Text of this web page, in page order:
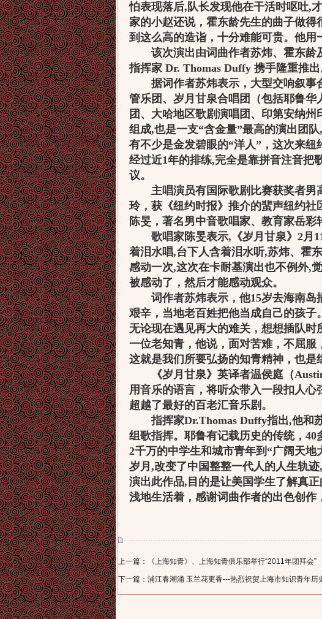
怕表现落后,队长发现他在干活时呕吐,
家的小赵还说，霍东龄先生的曲子做
到这么高的造诣，十分难能可贵。他用
该次演出由词曲作者苏炜、霍东龄
指挥家 Dr. Thomas Duffy 携手隆重推出
据词作者苏炜表示，大型交响叙事
管乐团、岁月甘泉合唱团（包括耶鲁
团、大哈地区歌剧演唱团、印第安纳州
组成,也是一支“含金量”最高的演出团
有不少是金发碧眼的“洋人”，这次来
经过近1年的排练,完全是靠拼音注音把
议。
主唱演员有国际歌剧比赛获奖者男
玲，获《纽约时报》推介的蜚声纽约
陈旻，著名男中音歌唱家、教育家岳彩
歌唱家陈旻表示,《岁月甘泉》2月
着泪水唱,台下人含着泪水听,苏炜、霍
感动一次,这次在卡耐基演出也不例外,
被感动了，然后才能感动观众。
词作者苏炜表示，他15岁去海南岛
艰辛，当地老百姓把他当成自己的孩子
无论现在遇见再大的难关，想想插队
一位老知青，他说，面对苦难，不屈服
这就是我们所要弘扬的知青精神，也是
《岁月甘泉》英译者温侯庭（
用音乐的语言，将听众带入一段扣人
超越了最好的百老汇音乐剧。
指挥家Dr.Thomas Duffy指出,他和
组歌指挥。耶鲁有记载历史的传统，
2千万的中学生和城市青年到“广阔天
岁月,改变了中国整整一代人的人生轨
演出此作品,目的是让美国学生了解真
浅地生活着，感谢词曲作者的出色创作
上一篇：《上海知青》、上海知青俱乐部举行“2011年团拜会”
下一篇：浦江春潮涌 玉兰花更香---热烈祝贺上海市知识青年历